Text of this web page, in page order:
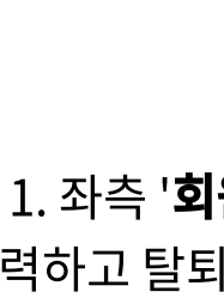
1. 좌측 '
력하고 탈